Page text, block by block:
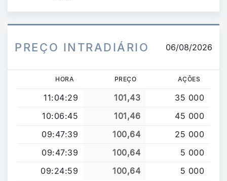
PREÇO INTRADIÁRIO 06/08/2026
HORA PREÇO AÇÕES
11:04:29 101,43
35 000
10:06:45
101,46
45 000
09:47:39
100,64
25 000
09:47:39
100,64
5 000
09:24:59
100,64 5 000